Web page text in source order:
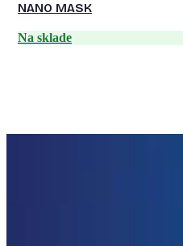
NANO MASK
Na sklade